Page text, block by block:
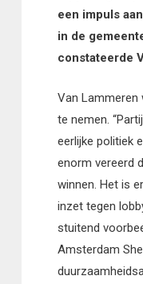
een impuls
in de
constateerde
Van Lammeren
te nemen.
eerlijke politiek
enorm vereerd
winnen. Het is
inzet tegen
stuitend
Amsterdam